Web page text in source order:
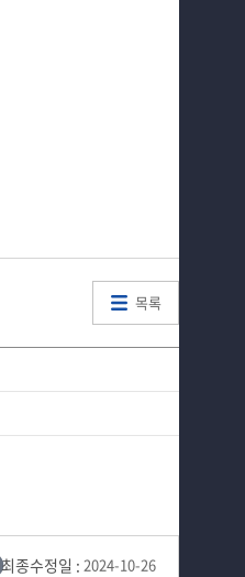
목록
최종수정일 : 2024-10-26